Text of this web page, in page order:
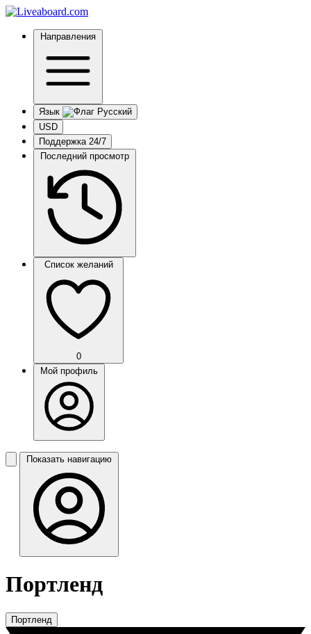
Направления
Язык
USD
Поддержка 24/7
Последний просмотр
Список желаний
0
Мой профиль
Показать навигацию
Портленд
Портленд